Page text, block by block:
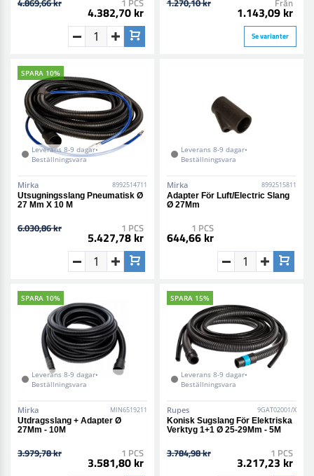
4.382,70 kr 1.143,09 kr
Se varianter
SPARA 10%
Leverans 8-9 dagar•
Beställningsvara
Mirka 8992514711
Utsugningsslang Pneumatisk Ø
27 Mm X 10 M
6.030,86 kr 1 PCS
5.427,78 kr
Leverans 8-9 dagar•
Beställningsvara
Mirka 8992515811
Adapter För Luft/Electric Slang
Ø 27Mm
1 PCS
644,66 kr
SPARA 10%
Leverans 8-9 dagar•
Beställningsvara
Mirka MIN6519211
Utdragsslang + Adapter Ø
27Mm - 10M
3.979,78 kr 1 PCS
3.581,80 kr
SPARA 15%
Leverans 8-9 dagar•
Beställningsvara
Rupes 9GAT02001/X
Konisk Sugslang För Elektriska
Verktyg 1+1 Ø 25-29Mm - 5M
3.784,98 kr 1 PCS
3.217,23 kr